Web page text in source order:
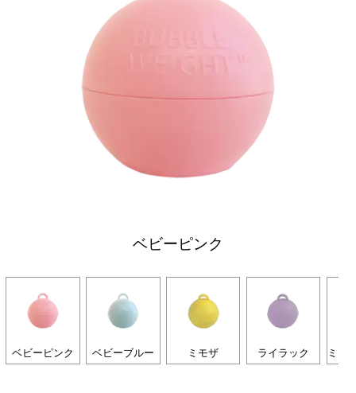
ベビーピンク
ベビーピンク ベビーブルー ミモザ ライラック ミン